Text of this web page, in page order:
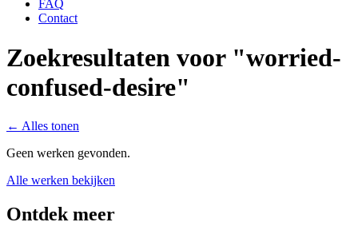
FAQ
Contact
Zoekresultaten voor "worried-
confused-desire"
← Alles tonen
Geen werken gevonden.
Alle werken bekijken
Ontdek meer